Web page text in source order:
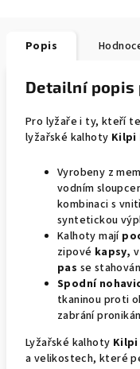
Popis
Detailní popis
Pro lyžaře i ty, kteří
lyžařské kalhoty Kilpi
Vyrobeny z
vodním
kombinaci s
syntetickou
Kalhoty mají
zipové kapsy,
pas se
Spodní
tkaninou proti
zabrání
Lyžařské kalhoty Kilpi
a velikostech, které